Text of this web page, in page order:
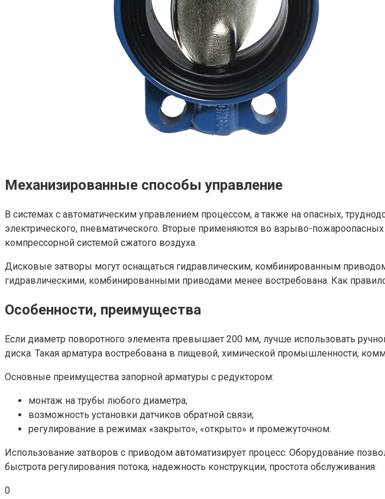
Механизированные способы управление
В системах с автоматическим управлением процессом, а также на опасных,
электрического, пневматического. Вторые применяются во взрыво-пожароопасных
компрессорной системой сжатого воздуха.
Дисковые затворы могут оснащаться гидравлическим, комбинированным
гидравлическими, комбинированными приводами менее востребована. Как
Особенности, преимущества
Если диаметр поворотного элемента превышает 200 мм, лучше использовать
диска. Такая арматура востребована в пищевой, химической промышленности,
Основные преимущества запорной арматуры с редуктором:
монтаж на трубы любого диаметра;
возможность установки датчиков обратной связи;
регулирование в режимах «закрыто», «открыто» и промежуточном.
Использование затворов с приводом автоматизирует процесс. Оборудование
быстрота регулирования потока, надежность конструкции, простота обслуживания.
0